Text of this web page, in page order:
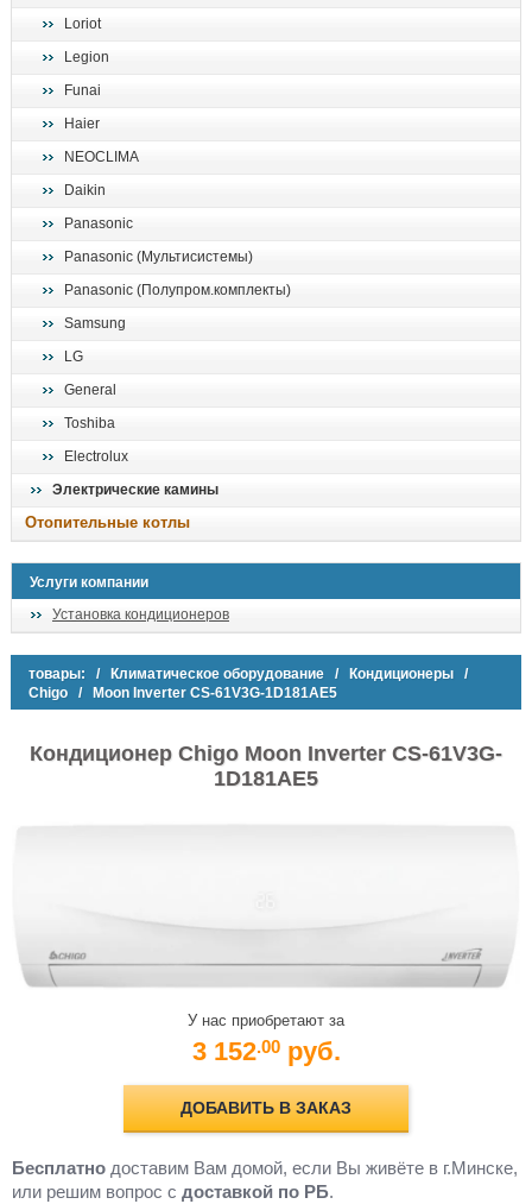
Loriot
Legion
Funai
Haier
NEOCLIMA
Daikin
Panasonic
Panasonic (Мультисистемы)
Panasonic (Полупром.комплекты)
Samsung
LG
General
Toshiba
Electrolux
Электрические камины
Отопительные котлы
Услуги компании
Установка кондиционеров
товары: / Климатическое оборудование / Кондиционеры /
Chigo / Moon Inverter CS-61V3G-1D181AE5
Кондиционер Chigo Moon Inverter CS-61V3G-
1D181AE5
У нас приобретают за
3 152.00 руб.
ДОБАВИТЬ В ЗАКАЗ
Бесплатно доставим Вам домой, если Вы живёте в г.Минске,
или решим вопрос с доставкой по РБ.